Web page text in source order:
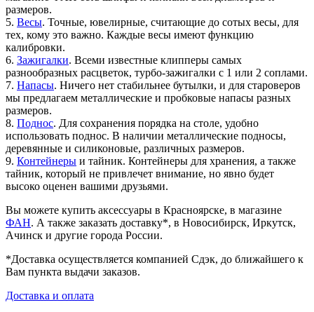
размеров.
5. Весы. Точные, ювелирные, считающие до сотых весы, для
тех, кому это важно. Каждые весы имеют функцию
калибровки.
6. Зажигалки. Всеми известные клипперы самых
разнообразных расцветок, турбо-зажигалки с 1 или 2 соплами.
7. Напасы. Ничего нет стабильнее бутылки, и для староверов
мы предлагаем металлические и пробковые напасы разных
размеров.
8. Поднос. Для сохранения порядка на столе, удобно
использовать поднос. В наличии металлические подносы,
деревянные и силиконовые, различных размеров.
9. Контейнеры и тайник. Контейнеры для хранения, а также
тайник, который не привлечет внимание, но явно будет
высоко оценен вашими друзьями.
Вы можете купить аксессуары в Красноярске, в магазине
ФАН. А также заказать доставку*, в Новосибирск, Иркутск,
Ачинск и другие города России.
*Доставка осуществляется компанией Сдэк, до ближайшего к
Вам пункта выдачи заказов.
Доставка и оплата